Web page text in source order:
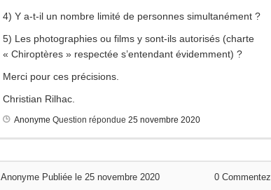
4) Y a-t-il un nombre limité de personnes simultanément ?
5) Les photographies ou films y sont-ils autorisés (charte
« Chiroptères » respectée s’entendant évidemment) ?
Merci pour ces précisions.
Christian Rilhac.
Anonyme Question répondue 25 novembre 2020
Anonyme Publiée le 25 novembre 2020 0 Commentez